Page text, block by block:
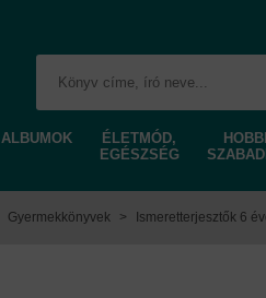
ALBUMOK
ÉLETMÓD,
EGÉSZSÉG
Gyermekkönyvek > Ismeretterjesztők 6